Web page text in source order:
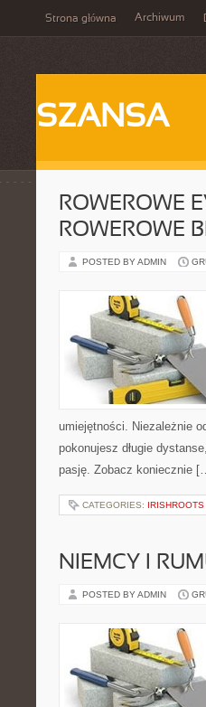
Strona główna Archiwum
SZANSA
ROWEROWE
ROWEROWE
POSTED BY ADMIN
umiejętności. Niezależnie
pokonujesz długie
pasję. Zobacz koniecznie
CATEGORIES: IRISHROOTS
NIEMCY I
POSTED BY ADMIN